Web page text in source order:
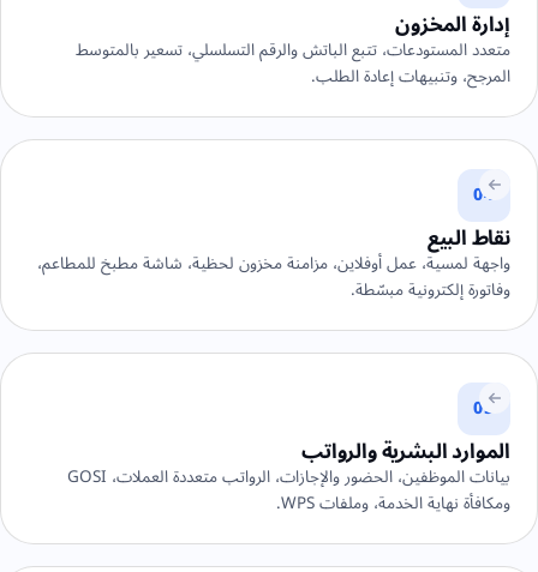
إدارة المخزون
متعدد المستودعات، تتبع الباتش والرقم التسلسلي، تسعير بالمتوسط
المرجح، وتنبيهات إعادة الطلب.
04
نقاط البيع
واجهة لمسية، عمل أوفلاين، مزامنة مخزون لحظية، شاشة مطبخ للمطاعم،
وفاتورة إلكترونية مبسّطة.
05
الموارد البشرية والرواتب
بيانات الموظفين، الحضور والإجازات، الرواتب متعددة العملات، GOSI
ومكافأة نهاية الخدمة، وملفات WPS.